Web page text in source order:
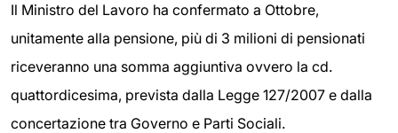
Il Ministro del Lavoro ha confermato a Ottobre,
unitamente alla pensione, più di 3 milioni di pensionati
riceveranno una somma aggiuntiva ovvero la cd.
quattordicesima, prevista dalla Legge 127/2007 e dalla
concertazione tra Governo e Parti Sociali.